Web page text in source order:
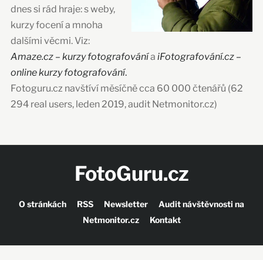
dnes si rád hraje: s weby,
kurzy focení a mnoha
dalšími věcmi. Viz:
Amaze.cz – kurzy fotografovánía iFotografování.cz –
online kurzy fotografování.
Fotoguru.cz navštíví měsíčně cca 60 000 čtenářů (62
294 real users, leden 2019, audit Netmonitor.cz)
FotoGuru.cz
O stránkách RSS Newsletter
Audit návštěvnosti na
Netmonitor.cz
Kontakt